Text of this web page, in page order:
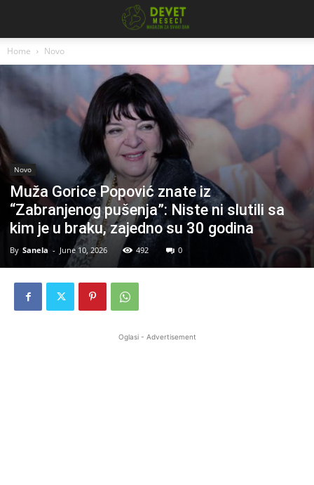
Home Novo
Novo
Muža Gorice Popović znate iz
“Zabranjenog pušenja”: Niste ni slutili sa
kim je u braku, zajedno su 30 godina
By Sanela - June 10, 2026 492 0
Oglasi - Advertisement